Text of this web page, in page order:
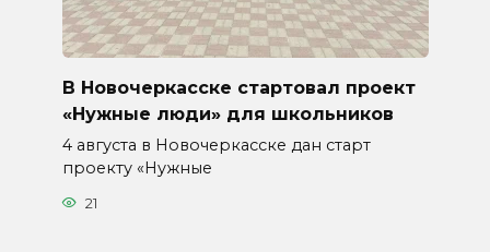
В Новочеркасске стартовал проект
«Нужные люди» для школьников
4 августа в Новочеркасске дан старт
проекту «Нужные
21